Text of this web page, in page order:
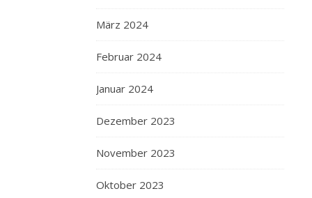
März 2024
Februar 2024
Januar 2024
Dezember 2023
November 2023
Oktober 2023